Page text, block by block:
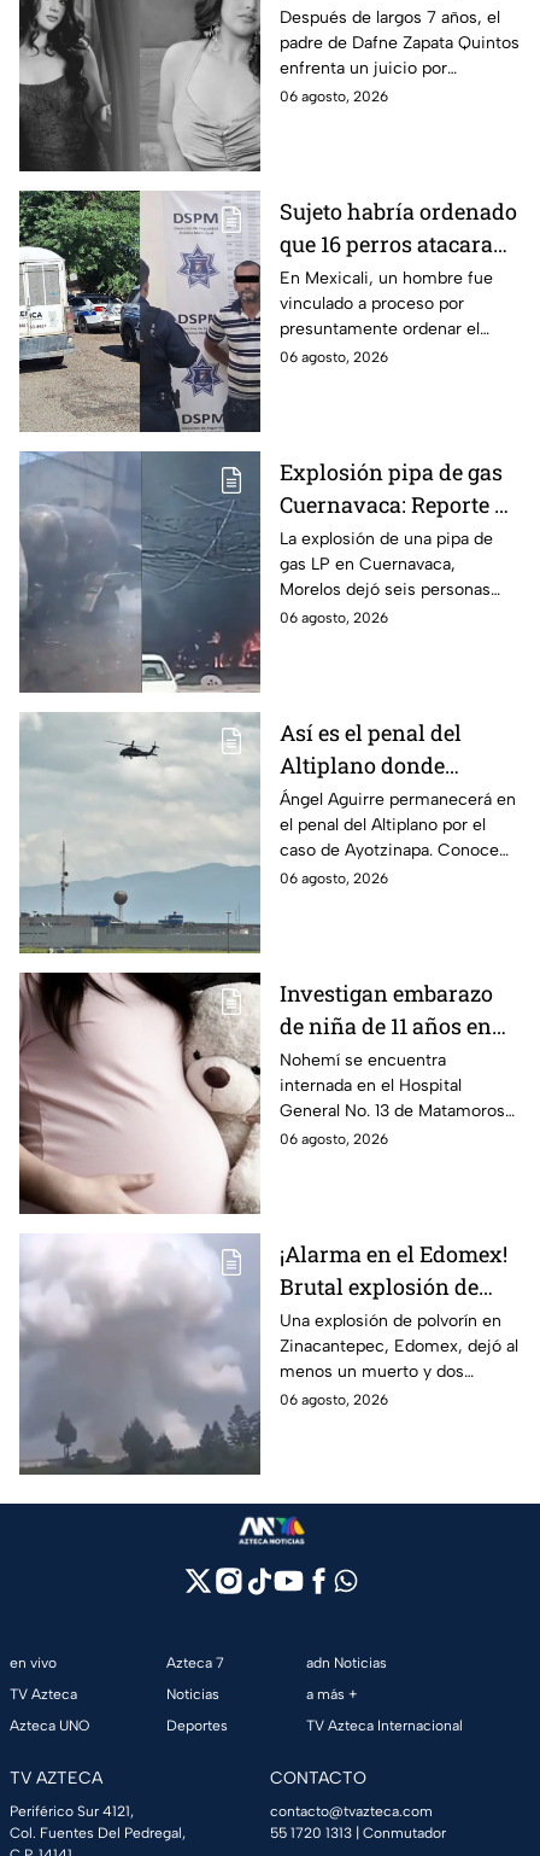
por presunto abuso
cometido en 2019 en
Tamaulipas
Después de largos 7 años, el
padre de Dafne Zapata Quintos
enfrenta un juicio por
presuntamente abusar de la
06 agosto, 2026
Sujeto habría ordenado
que 16 perros atacaran
a su hermana con
discapacidad en
Mexicali, BC
En Mexicali, un hombre fue
vinculado a proceso por
presuntamente ordenar el
ataque de 16 perros contra su
06 agosto, 2026
Explosión pipa de gas
Cuernavaca: Reporte de
víctimas tras estallido
en Morelos
La explosión de una pipa de
gas LP en Cuernavaca,
Morelos dejó seis personas
hospitalizadas. IMSS informó
06 agosto, 2026
Así es el penal del
Altiplano donde
permanecerá Ángel
Aguirre por caso
Ayotzinapa
Ángel Aguirre permanecerá en
el penal del Altiplano por el
caso de Ayotzinapa. Conoce
dónde está, cómo es esta
06 agosto, 2026
Investigan embarazo
de niña de 11 años en
Matamoros,
Tamaulipas; ¿qué pasó
con Nohemí?
Nohemí se encuentra
internada en el Hospital
General No. 13 de Matamoros
tras complicaciones por un
06 agosto, 2026
¡Alarma en el Edomex!
Brutal explosión de
polvorín en Santa
María del Monte,
Zinacantepec; reportan
al menos un muerto y
Una explosión de polvorín en
Zinacantepec, Edomex, dejó al
menos un muerto y dos
heridos; autoridades atiende la
06 agosto, 2026
en vivo
TV Azteca
Azteca UNO
Azteca 7
Noticias
Deportes
adn Noticias
a más +
TV Azteca Internacional
TV AZTECA
Periférico Sur 4121,
Col. Fuentes Del Pedregal,
CONTACTO
contacto@tvazteca.com
55 1720 1313 | Conmutador